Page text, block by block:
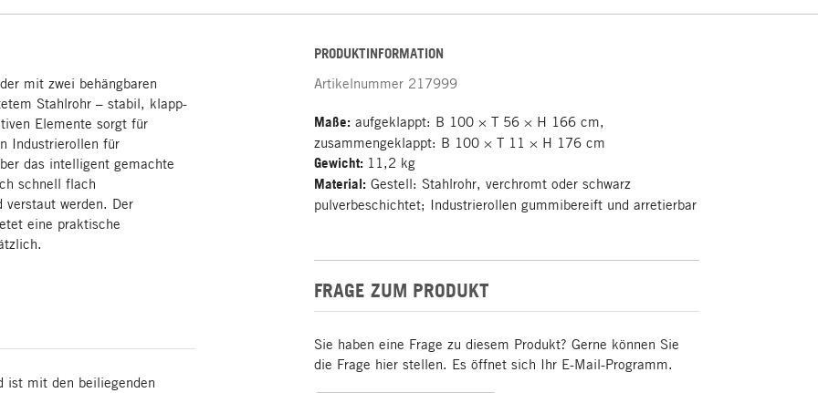
mit zwei behängbaren
Stahlrohr – stabil, klapp-
Elemente sorgt für
Industrierollen für
das intelligent gemachte
schnell flach
verstaut werden. Der
eine praktische
ist mit den beiliegenden
PRODUKTINFORMATION
Artikelnummer 217999
Maße: aufgeklappt: B 100 × T 56 × H 166 cm,
zusammengeklappt: B 100 × T 11 × H 176 cm
Gewicht: 11,2 kg
Material: Gestell: Stahlrohr, verchromt oder schwarz
pulverbeschichtet; Industrierollen gummibereift und arretierbar
FRAGE ZUM PRODUKT
Sie haben eine Frage zu diesem Produkt? Gerne können Sie
die Frage hier stellen. Es öffnet sich Ihr E-Mail-Programm.